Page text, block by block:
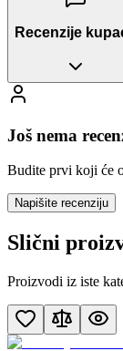
Recenzije
Još nema
Budite prvi koji će
Napišite recenziju
Slični
Proizvodi iz iste